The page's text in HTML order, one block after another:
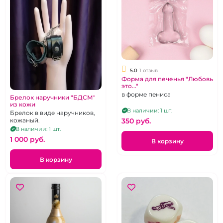
Брелок наручники "БДСМ"
из кожи
Брелок в виде наручников,
кожаный.
В наличии: 1 шт.
1 000 pуб.
В корзину
5.0 1 отзыв
Форма для печенья "Любовь
это..."
в форме пениса
В наличии: 1 шт.
350 pуб.
В корзину